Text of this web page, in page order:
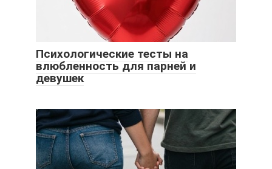
Психологические тесты на
влюбленность для парней и
девушек